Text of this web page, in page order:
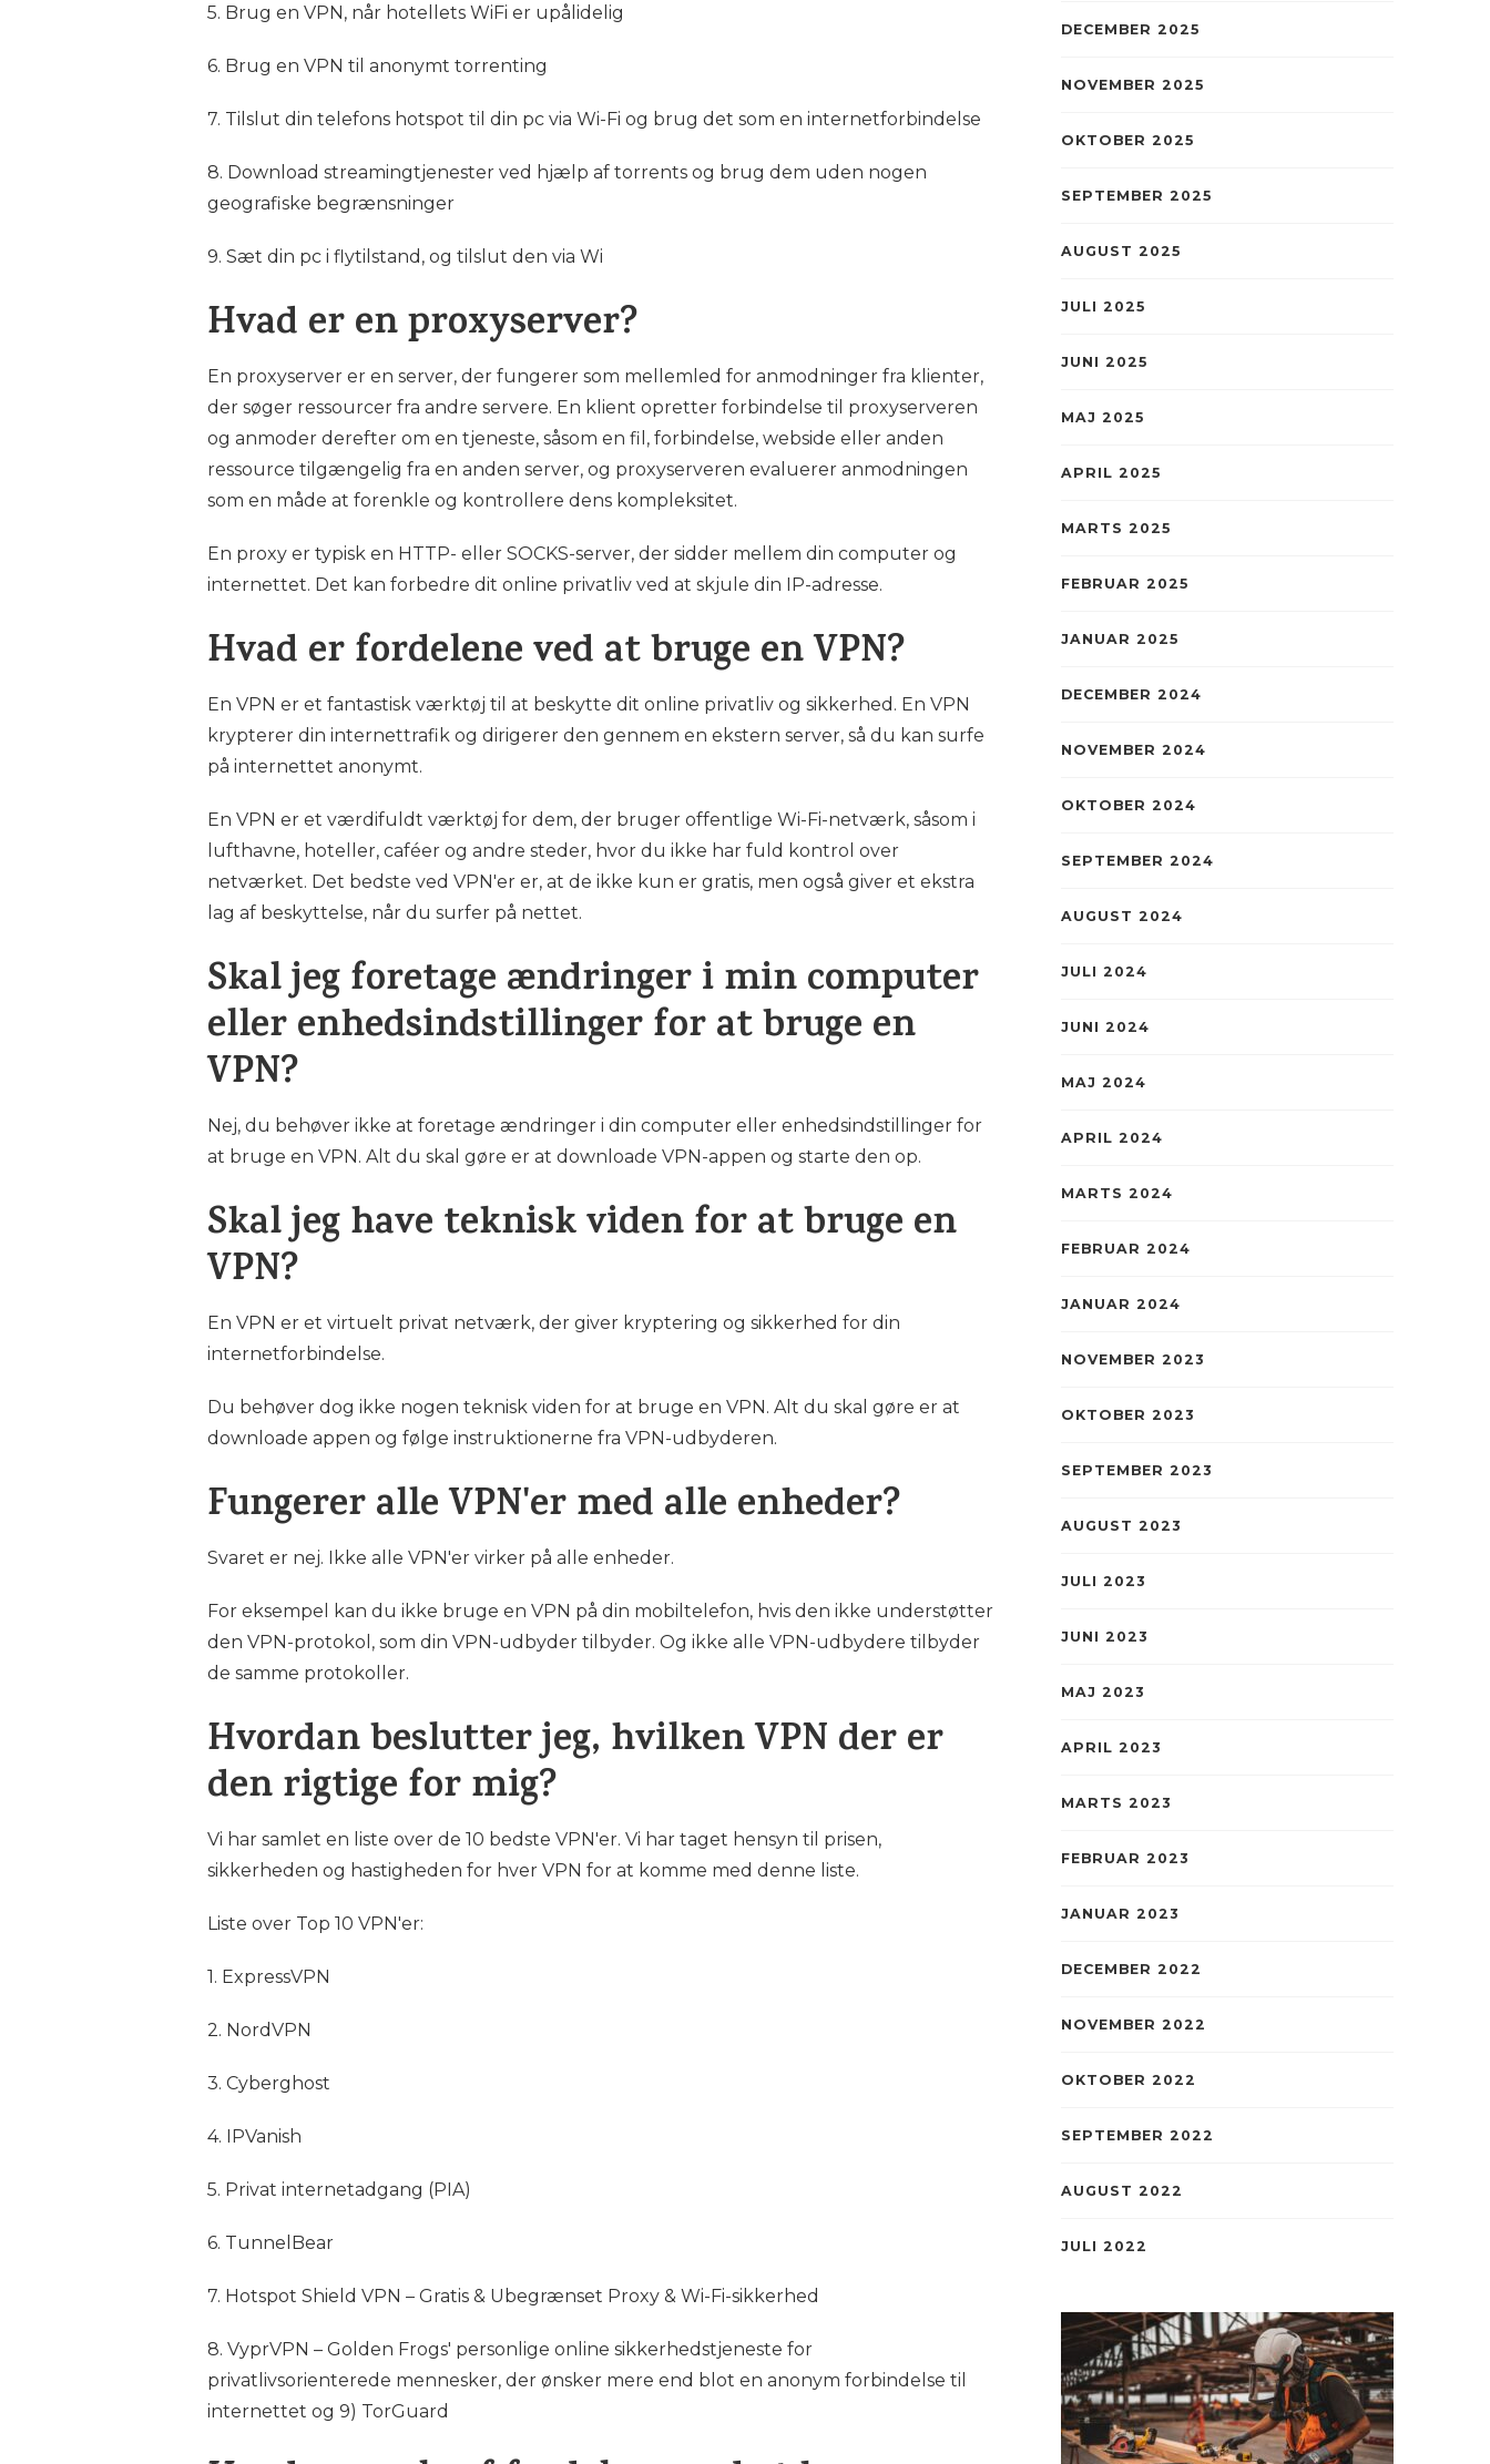
5. Brug en VPN, når hotellets WiFi er upålidelig
6. Brug en VPN til anonymt torrenting
7. Tilslut din telefons hotspot til din pc via Wi-Fi og brug det som en internetforbindelse
8. Download streamingtjenester ved hjælp af torrents og brug dem uden nogen
geografiske begrænsninger
9. Sæt din pc i flytilstand, og tilslut den via Wi
Hvad er en proxyserver?
En proxyserver er en server, der fungerer som mellemled for anmodninger fra klienter,
der søger ressourcer fra andre servere. En klient opretter forbindelse til proxyserveren
og anmoder derefter om en tjeneste, såsom en fil, forbindelse, webside eller anden
ressource tilgængelig fra en anden server, og proxyserveren evaluerer anmodningen
som en måde at forenkle og kontrollere dens kompleksitet.
En proxy er typisk en HTTP- eller SOCKS-server, der sidder mellem din computer og
internettet. Det kan forbedre dit online privatliv ved at skjule din IP-adresse.
Hvad er fordelene ved at bruge en VPN?
En VPN er et fantastisk værktøj til at beskytte dit online privatliv og sikkerhed. En VPN
krypterer din internettrafik og dirigerer den gennem en ekstern server, så du kan surfe
på internettet anonymt.
En VPN er et værdifuldt værktøj for dem, der bruger offentlige Wi-Fi-netværk, såsom i
lufthavne, hoteller, caféer og andre steder, hvor du ikke har fuld kontrol over
netværket. Det bedste ved VPN'er er, at de ikke kun er gratis, men også giver et ekstra
lag af beskyttelse, når du surfer på nettet.
Skal jeg foretage ændringer i min computer
eller enhedsindstillinger for at bruge en
VPN?
Nej, du behøver ikke at foretage ændringer i din computer eller enhedsindstillinger for
at bruge en VPN. Alt du skal gøre er at downloade VPN-appen og starte den op.
Skal jeg have teknisk viden for at bruge en
VPN?
En VPN er et virtuelt privat netværk, der giver kryptering og sikkerhed for din
internetforbindelse.
Du behøver dog ikke nogen teknisk viden for at bruge en VPN. Alt du skal gøre er at
downloade appen og følge instruktionerne fra VPN-udbyderen.
Fungerer alle VPN'er med alle enheder?
Svaret er nej. Ikke alle VPN'er virker på alle enheder.
For eksempel kan du ikke bruge en VPN på din mobiltelefon, hvis den ikke understøtter
den VPN-protokol, som din VPN-udbyder tilbyder. Og ikke alle VPN-udbydere tilbyder
de samme protokoller.
Hvordan beslutter jeg, hvilken VPN der er
den rigtige for mig?
Vi har samlet en liste over de 10 bedste VPN'er. Vi har taget hensyn til prisen,
sikkerheden og hastigheden for hver VPN for at komme med denne liste.
Liste over Top 10 VPN'er:
1. ExpressVPN
2. NordVPN
3. Cyberghost
4. IPVanish
5. Privat internetadgang (PIA)
6. TunnelBear
7. Hotspot Shield VPN – Gratis & Ubegrænset Proxy & Wi-Fi-sikkerhed
8. VyprVPN – Golden Frogs' personlige online sikkerhedstjeneste for
privatlivsorienterede mennesker, der ønsker mere end blot en anonym forbindelse til
internettet og 9) TorGuard
DECEMBER 2025
NOVEMBER 2025
OKTOBER 2025
SEPTEMBER 2025
AUGUST 2025
JULI 2025
JUNI 2025
MAJ 2025
APRIL 2025
MARTS 2025
FEBRUAR 2025
JANUAR 2025
DECEMBER 2024
NOVEMBER 2024
OKTOBER 2024
SEPTEMBER 2024
AUGUST 2024
JULI 2024
JUNI 2024
MAJ 2024
APRIL 2024
MARTS 2024
FEBRUAR 2024
JANUAR 2024
NOVEMBER 2023
OKTOBER 2023
SEPTEMBER 2023
AUGUST 2023
JULI 2023
JUNI 2023
MAJ 2023
APRIL 2023
MARTS 2023
FEBRUAR 2023
JANUAR 2023
DECEMBER 2022
NOVEMBER 2022
OKTOBER 2022
SEPTEMBER 2022
AUGUST 2022
JULI 2022